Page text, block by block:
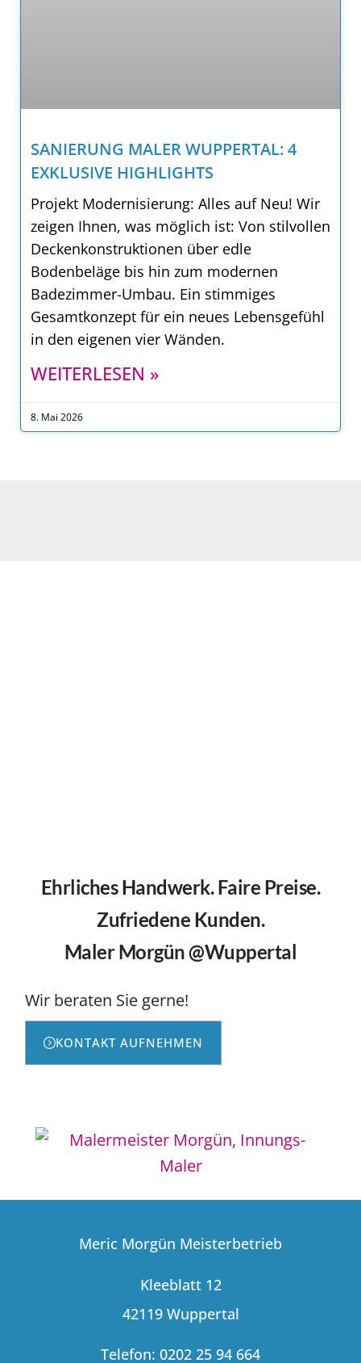
SANIERUNG MALER WUPPERTAL: 4
EXKLUSIVE HIGHLIGHTS
Projekt Modernisierung: Alles auf Neu! Wir
zeigen Ihnen, was möglich ist: Von stilvollen
Deckenkonstruktionen über edle
Bodenbeläge bis hin zum modernen
Badezimmer-Umbau. Ein stimmiges
Gesamtkonzept für ein neues Lebensgefühl
in den eigenen vier Wänden.
WEITERLESEN »
8. Mai 2026
Ehrliches Handwerk. Faire Preise.
Zufriedene Kunden.
Maler Morgün @Wuppertal
Wir beraten Sie gerne!
KONTAKT AUFNEHMEN
Meric Morgün Meisterbetrieb
Kleeblatt 12
42119 Wuppertal
Telefon: 0202 25 94 664